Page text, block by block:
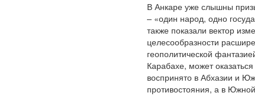
В Анкаре уже слышны
– «один народ, одно
также показали вектор
целесообразности
геополитической
Карабахе, может
воспринято в Абхазии и
противостояния, а в